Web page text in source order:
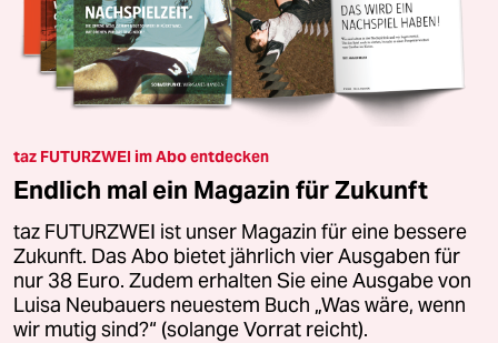
taz FUTURZWEI im Abo entdecken
Endlich mal ein Magazin für Zukunft
taz FUTURZWEI ist unser Magazin für eine bessere
Zukunft. Das Abo bietet jährlich vier Ausgaben für
nur 38 Euro. Zudem erhalten Sie eine Ausgabe von
Luisa Neubauers neuestem Buch „Was wäre, wenn
wir mutig sind?“ (solange Vorrat reicht).